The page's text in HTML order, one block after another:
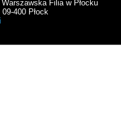
Filia w Płocku
400 Płock